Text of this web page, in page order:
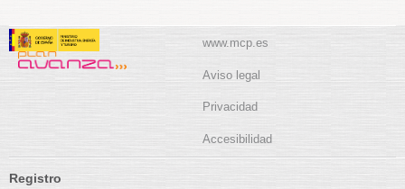
www.mcp.es
Aviso legal
Privacidad
Accesibilidad
Registro